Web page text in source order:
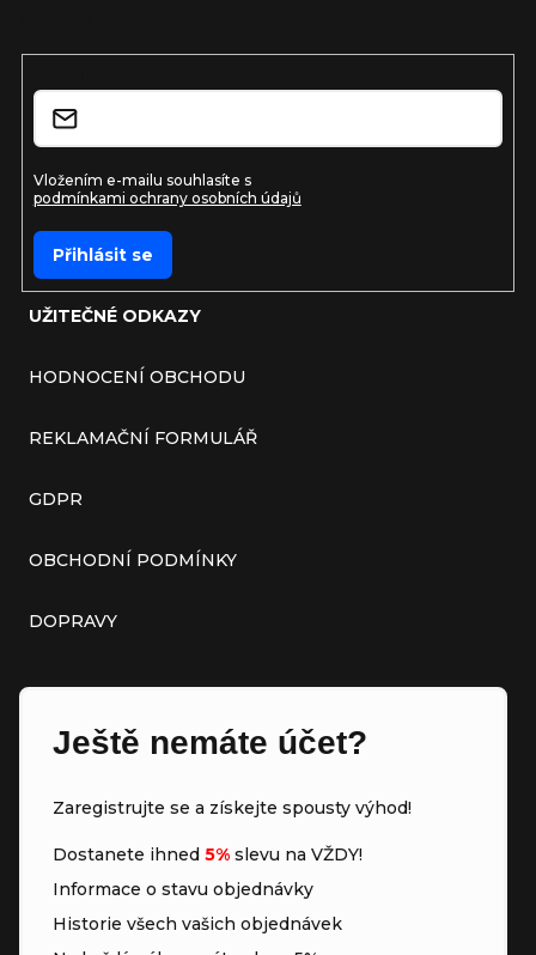
UŽITEČNÉ ODKAZY
HODNOCENÍ OBCHODU
REKLAMAČNÍ FORMULÁŘ
GDPR
OBCHODNÍ PODMÍNKY
DOPRAVY
Ještě nemáte účet?
Zaregistrujte se a získejte spousty výhod!
Dostanete ihned 5% slevu na VŽDY!
Informace o stavu objednávky
Historie všech vašich objednávek
Vložením e-mailu souhlasíte s
podmínkami ochrany osobních údajů
Přihlásit se